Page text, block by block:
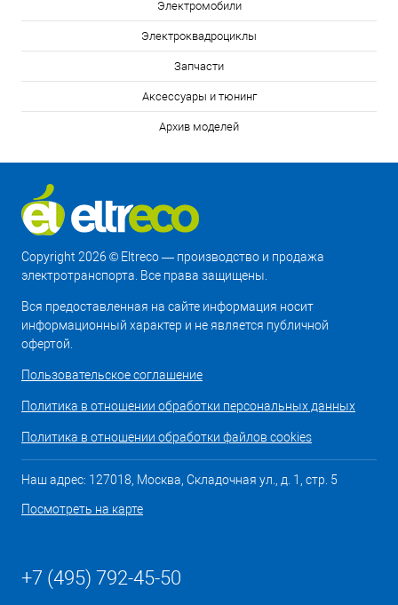
Электромобили
Электроквадроциклы
Запчасти
Аксессуары и тюнинг
Архив моделей
Copyright 2026 © Eltreco — производство и продажа
электротранспорта. Все права защищены.
Вся предоставленная на сайте информация носит
информационный характер и не является публичной
офертой.
Пользовательское соглашение
Политика в отношении обработки персональных данных
Политика в отношении обработки файлов cookies
Наш адрес: 127018, Москва, Складочная ул., д. 1, стр. 5
Посмотреть на карте
+7 (495) 792-45-50